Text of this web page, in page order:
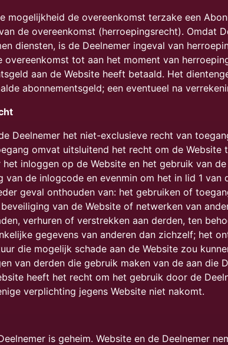
mogelijkheid de overeenkomst terzake een
de overeenkomst (herroepingsrecht).
diensten, is de Deelnemer ingeval van
tot aan het moment van
aan de Website heeft betaald. Het
abonnementsgeld; een eventueel na
Deelnemer het niet-exclusieve recht van
omvat uitsluitend het recht om de
inloggen op de Website en het gebruik van
van de inlogcode en evenmin om het in lid 1
geval onthouden van: het gebruiken of
van de Website of netwerken van
verhuren of verstrekken aan derden, ten
gegevens van anderen dan zichzelf; het
die mogelijk schade aan de Website zou
van derden die gebruik maken van de aan
heeft het recht om het gebruik door de
verplichting jegens Website niet nakomt.
is geheim. Website en de Deelnemer